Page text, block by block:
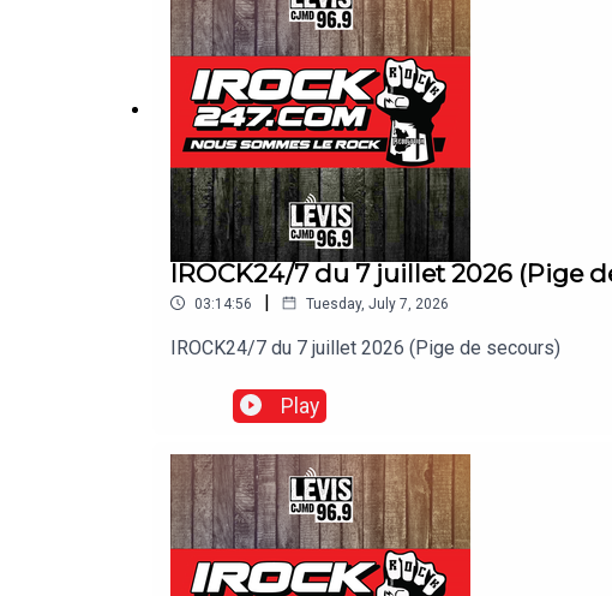
IROCK24/7 du 7 juillet 2026 (Pige
03:14:56 | Tuesday, July 7, 2026
IROCK24/7 du 7 juillet 2026 (Pige de secours)
Play